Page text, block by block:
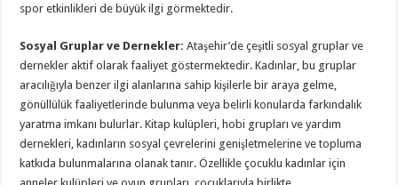
spor etkinlikleri de büyük ilgi görmektedir.
Sosyal Gruplar ve Dernekler: Ataşehir’de çeşitli sosyal gruplar ve
dernekler aktif olarak faaliyet göstermektedir. Kadınlar, bu gruplar
aracılığıyla benzer ilgi alanlarına sahip kişilerle bir araya gelme,
gönüllülük faaliyetlerinde bulunma veya belirli konularda farkındalık
yaratma imkanı bulurlar. Kitap kulüpleri, hobi grupları ve yardım
dernekleri, kadınların sosyal çevrelerini genişletmelerine ve topluma
katkıda bulunmalarına olanak tanır. Özellikle çocuklu kadınlar için